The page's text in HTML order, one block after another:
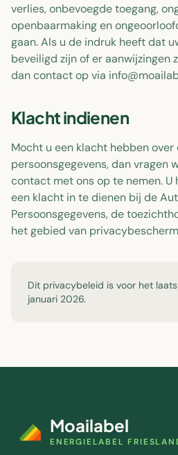
verlies, onbevoegde toegang,
openbaarmaking en
gaan. Als u de indruk heeft dat
beveiligd zijn of er aanwijzingen
dan contact op via
Klacht indienen
Mocht u een klacht hebben
persoonsgegevens, dan vragen
contact met ons op te nemen.
een klacht in te dienen bij de
Persoonsgegevens, de
het gebied van
Dit privacybeleid is voor het
januari 2026.
Moailabel
ENERGIELABEL